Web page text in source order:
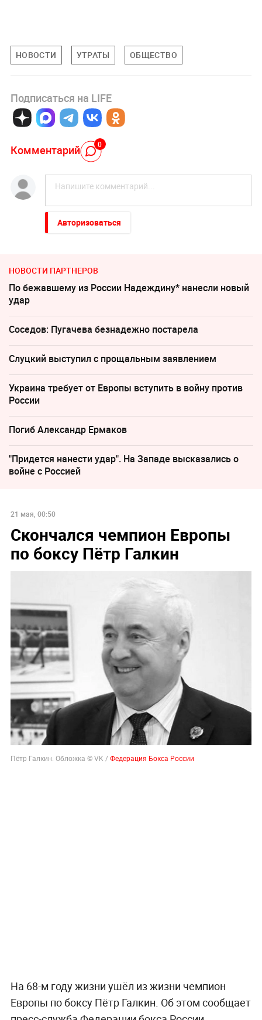
НОВОСТИ УТРАТЫ ОБЩЕСТВО
Подписаться на LIFE
Комментарий 0
Авторизоваться
НОВОСТИ ПАРТНЕРОВ
По бежавшему из России Надеждину* нанесли новый
удар
Соседов: Пугачева безнадежно постарела
Слуцкий выступил с прощальным заявлением
Украина требует от Европы вступить в войну против
России
Погиб Александр Ермаков
"Придется нанести удар". На Западе высказались о
войне с Россией
21 мая, 00:50
Скончался чемпион Европы
по боксу Пётр Галкин
Пётр Галкин. Обложка © VK /Федерация Бокса России
На 68-м году жизни ушёл из жизни чемпион
Европы по боксу Пётр Галкин. Об этом сообщает